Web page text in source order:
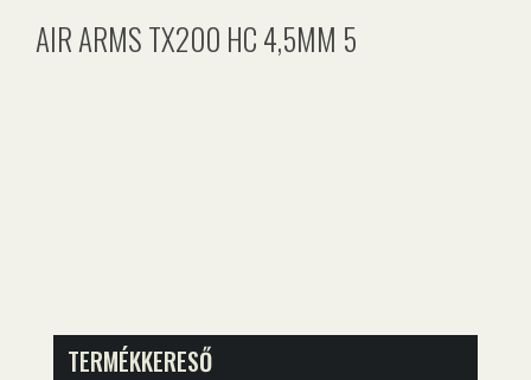
AIR ARMS TX200 HC 4,5MM 5
TERMÉKKERESŐ